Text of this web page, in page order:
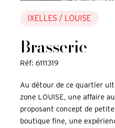
IXELLES / LOUISE
Brasserie
Réf: 6111319
Au détour de ce quartier
zone LOUISE, une affaire
proposant concept de
boutique fine, une